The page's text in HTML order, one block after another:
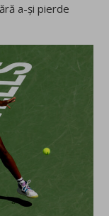
a-și pierde